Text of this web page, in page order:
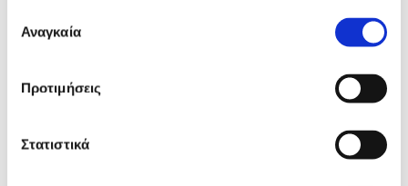
συγκατάθεσης
Αναγκαία
Προτιμήσεις
Στατιστικά
Μέλλουσες Μαμάδες